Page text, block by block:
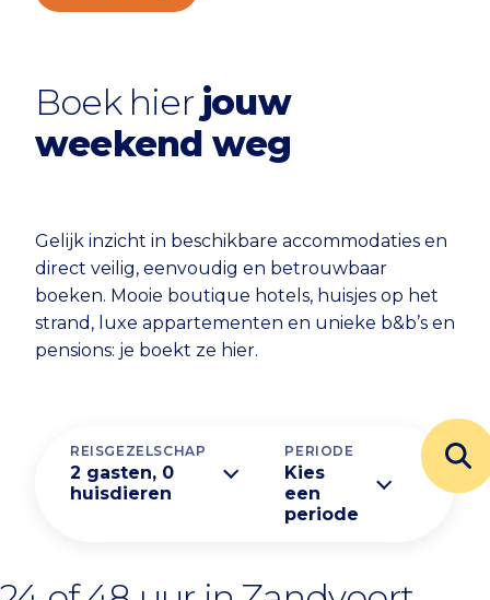
Boek hier jouw
weekend weg
Gelijk inzicht in beschikbare accommodaties en
direct veilig, eenvoudig en betrouwbaar
boeken. Mooie boutique hotels, huisjes op het
strand, luxe appartementen en unieke b&b’s en
pensions: je boekt ze hier.
REISGEZELSCHAP
2 gasten, 0
huisdieren
PERIODE
Kies
een
periode